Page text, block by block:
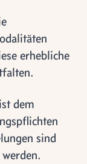
erhebliche
dem
sind